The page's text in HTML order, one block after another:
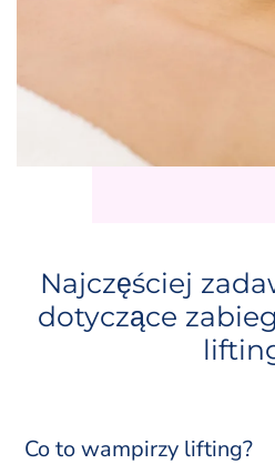
Najczęściej
dotyczące
Co to wampirzy lifting?